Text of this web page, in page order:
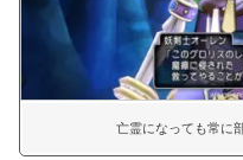
亡霊になっても常に